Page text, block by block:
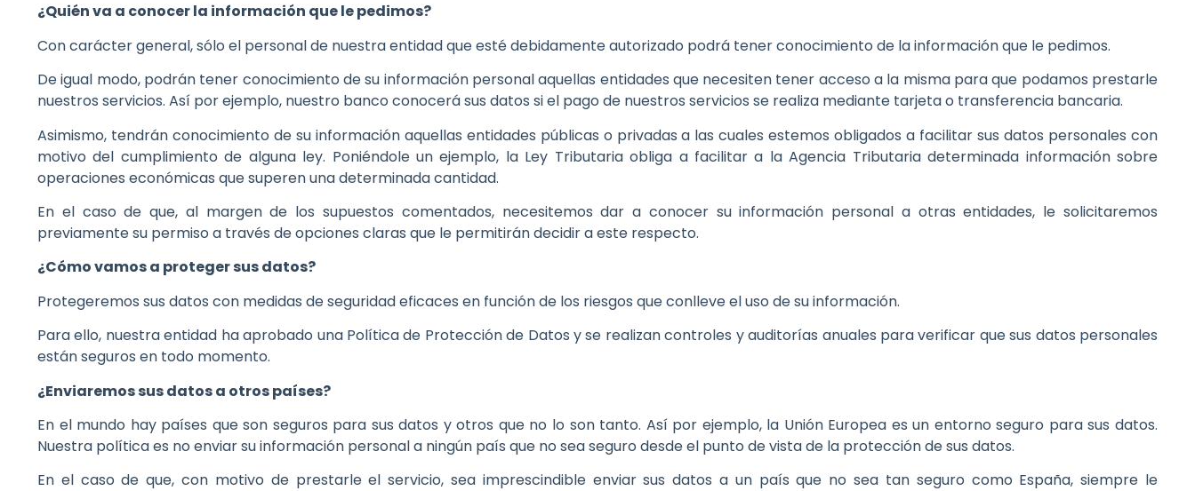
¿Quién va a conocer la información que le pedimos?
Con carácter general, sólo el personal de nuestra entidad que esté debidamente autorizado podrá tener conocimiento de la información que le pedimos.
De igual modo, podrán tener conocimiento de su información personal aquellas entidades que necesiten tener acceso a la misma para que podamos prestarle
nuestros servicios. Así por ejemplo, nuestro banco conocerá sus datos si el pago de nuestros servicios se realiza mediante tarjeta o transferencia bancaria.
Asimismo, tendrán conocimiento de su información aquellas entidades públicas o privadas a las cuales estemos obligados a facilitar sus datos personales con
motivo del cumplimiento de alguna ley. Poniéndole un ejemplo, la Ley Tributaria obliga a facilitar a la Agencia Tributaria determinada información sobre
operaciones económicas que superen una determinada cantidad.
En el caso de que, al margen de los supuestos comentados, necesitemos dar a conocer su información personal a otras entidades, le solicitaremos
previamente su permiso a través de opciones claras que le permitirán decidir a este respecto.
¿Cómo vamos a proteger sus datos?
Protegeremos sus datos con medidas de seguridad eficaces en función de los riesgos que conlleve el uso de su información.
Para ello, nuestra entidad ha aprobado una Política de Protección de Datos y se realizan controles y auditorías anuales para verificar que sus datos personales
están seguros en todo momento.
¿Enviaremos sus datos a otros países?
En el mundo hay países que son seguros para sus datos y otros que no lo son tanto. Así por ejemplo, la Unión Europea es un entorno seguro para sus datos.
Nuestra política es no enviar su información personal a ningún país que no sea seguro desde el punto de vista de la protección de sus datos.
En el caso de que, con motivo de prestarle el servicio, sea imprescindible enviar sus datos a un país que no sea tan seguro como España, siempre le